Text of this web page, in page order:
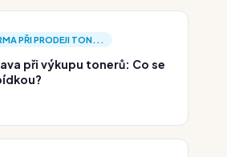
PŘI PRODEJI TON...
při výkupu tonerů: Co se